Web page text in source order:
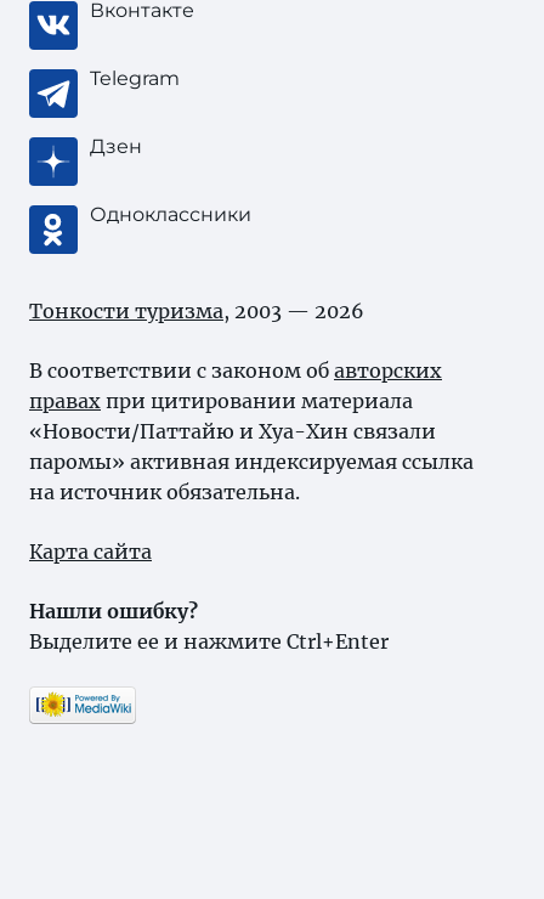
Вконтакте
Telegram
Дзен
Одноклассники
Тонкости туризма, 2003 — 2026
В соответствии с законом об авторских
правах при цитировании материала
«Новости/Паттайю и Хуа-Хин связали
паромы» активная индексируемая ссылка
на источник обязательна.
Карта сайта
Нашли ошибку?
Выделите ее и нажмите Ctrl+Enter